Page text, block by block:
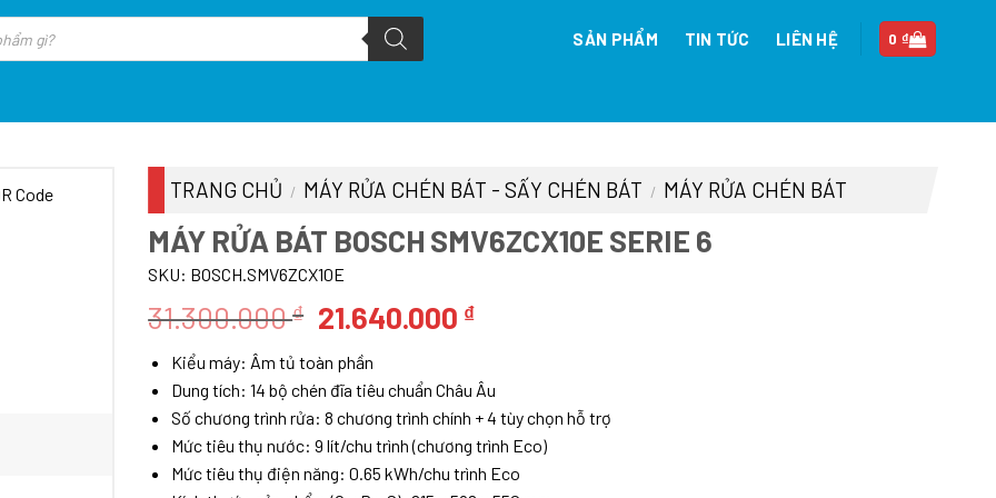
SẢN PHẨM TIN TỨC LIÊN HỆ 0₫
TRANG CHỦ / MÁY RỬA CHÉN BÁT - SẤY CHÉN BÁT / MÁY RỬA CHÉN BÁT
MÁY RỬA BÁT BOSCH SMV6ZCX10E SERIE 6
SKU: BOSCH.SMV6ZCX10E
31.300.000₫ Giá
gốc
là:
31.300.000 ₫.
21.640.000 ₫Giá
tại
là:
21.640.000 ₫.
Kiểu máy: Âm tủ toàn phần
Dung tích: 14 bộ chén đĩa tiêu chuẩn Châu Âu
Số chương trình rửa: 8 chương trình chính + 4 tùy chọn hỗ trợ
Mức tiêu thụ nước: 9 lít/chu trình (chương trình Eco)
Mức tiêu thụ điện năng: 0.65 kWh/chu trình Eco